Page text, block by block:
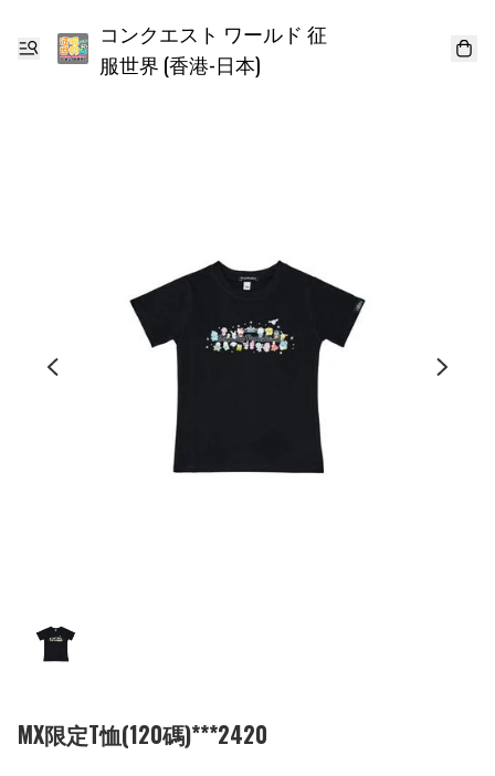
コンクエスト ワールド 征
服世界 (香港-日本)
MX限定T恤(120碼)***2420